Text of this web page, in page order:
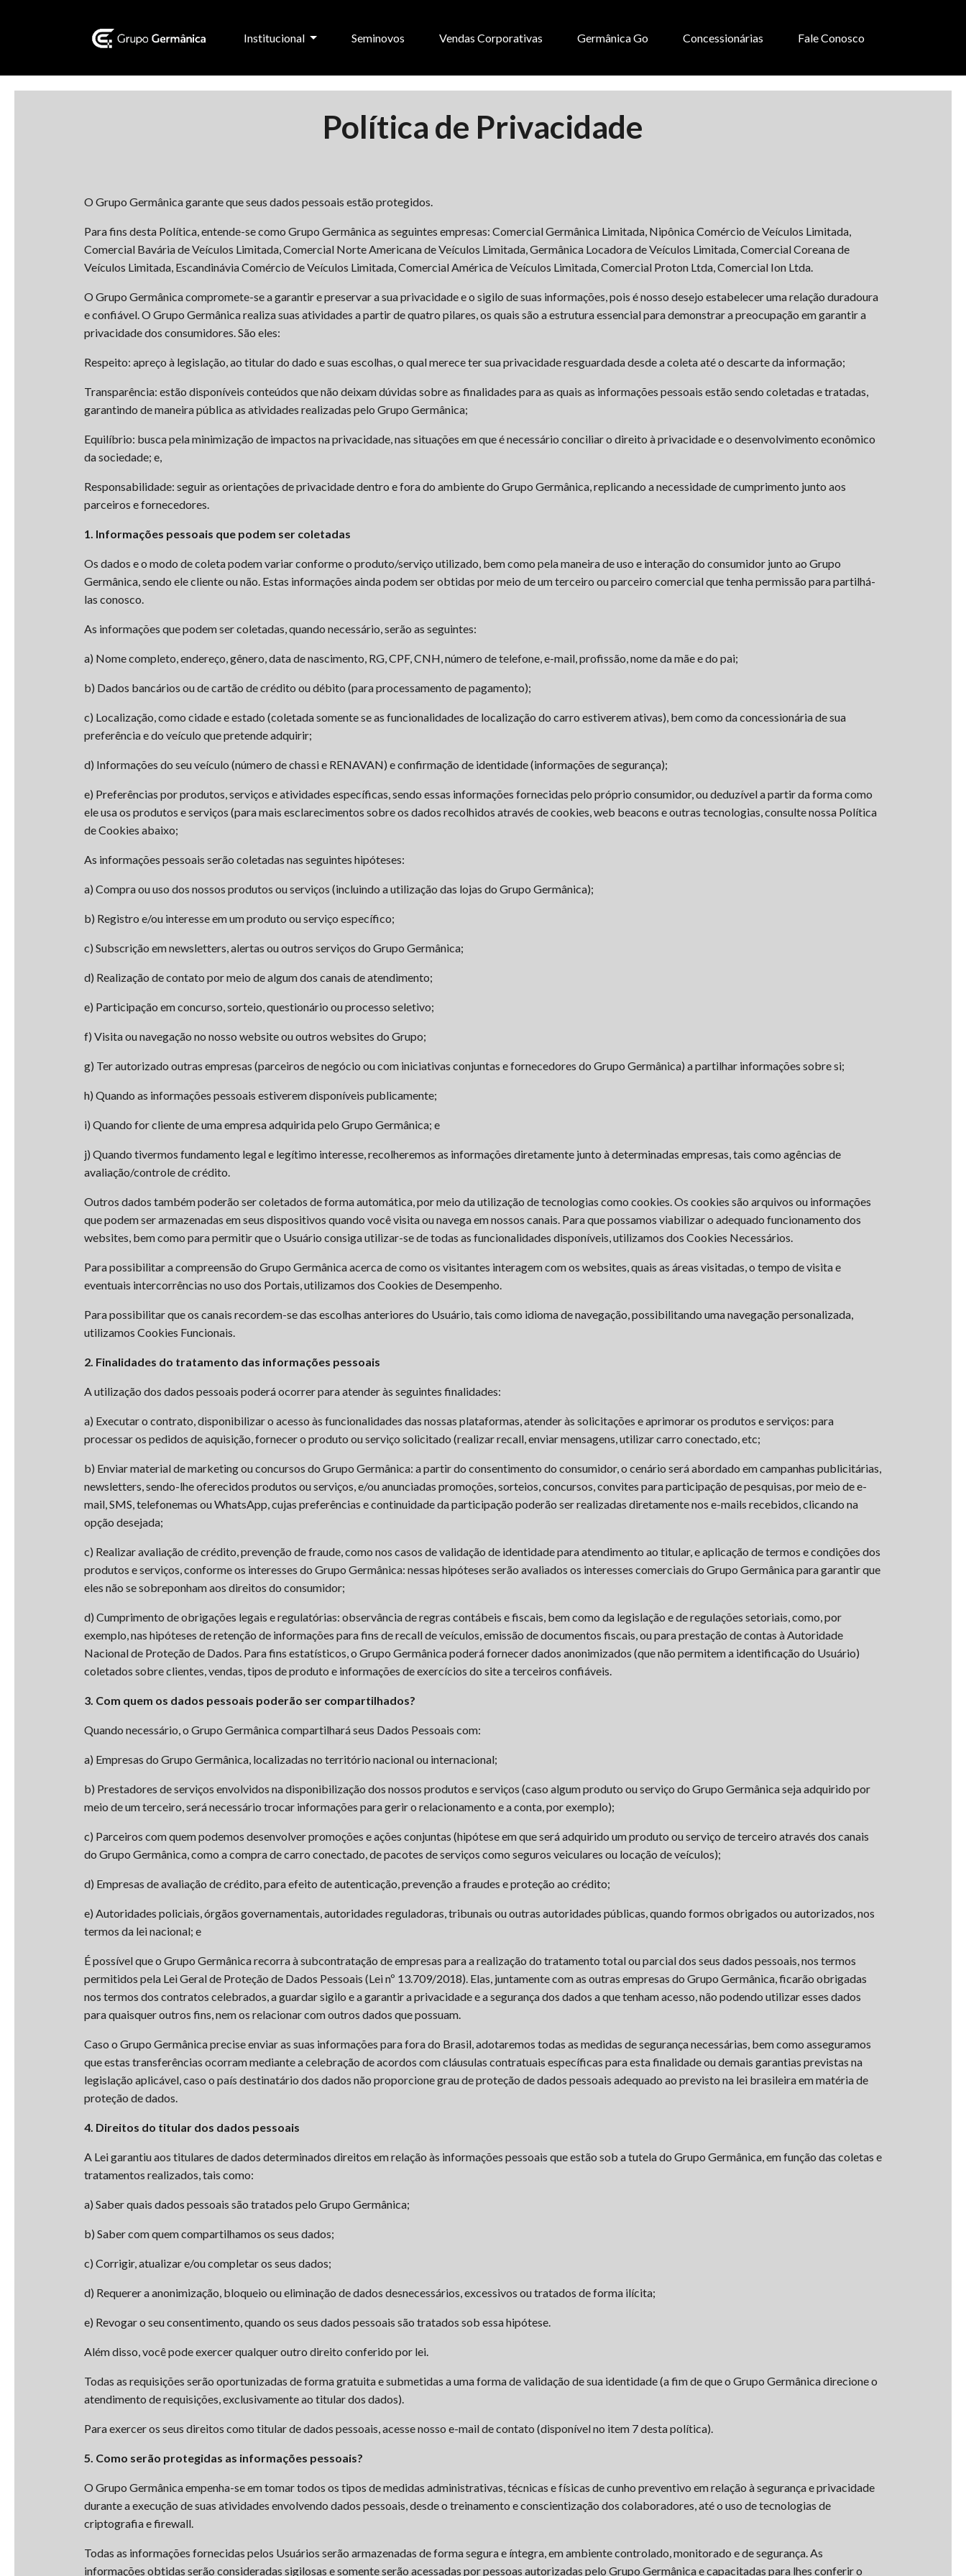
Institucional Seminovos Vendas Corporativas Germânica Go Concessionárias Fale Conosco
Política de Privacidade
O Grupo Germânica garante que seus dados pessoais estão protegidos.
Para fins desta Política, entende-se como Grupo Germânica as seguintes empresas: Comercial Germânica Limitada, Nipônica Comércio de Veículos Limitada,
Comercial Bavária de Veículos Limitada, Comercial Norte Americana de Veículos Limitada, Germânica Locadora de Veículos Limitada, Comercial Coreana de
Veículos Limitada, Escandinávia Comércio de Veículos Limitada, Comercial América de Veículos Limitada, Comercial Proton Ltda, Comercial Ion Ltda.
O Grupo Germânica compromete-se a garantir e preservar a sua privacidade e o sigilo de suas informações, pois é nosso desejo estabelecer uma relação duradoura
e confiável. O Grupo Germânica realiza suas atividades a partir de quatro pilares, os quais são a estrutura essencial para demonstrar a preocupação em garantir a
privacidade dos consumidores. São eles:
Respeito: apreço à legislação, ao titular do dado e suas escolhas, o qual merece ter sua privacidade resguardada desde a coleta até o descarte da informação;
Transparência: estão disponíveis conteúdos que não deixam dúvidas sobre as finalidades para as quais as informações pessoais estão sendo coletadas e tratadas,
garantindo de maneira pública as atividades realizadas pelo Grupo Germânica;
Equilíbrio: busca pela minimização de impactos na privacidade, nas situações em que é necessário conciliar o direito à privacidade e o desenvolvimento econômico
da sociedade; e,
Responsabilidade: seguir as orientações de privacidade dentro e fora do ambiente do Grupo Germânica, replicando a necessidade de cumprimento junto aos
parceiros e fornecedores.
1. Informações pessoais que podem ser coletadas
Os dados e o modo de coleta podem variar conforme o produto/serviço utilizado, bem como pela maneira de uso e interação do consumidor junto ao Grupo
Germânica, sendo ele cliente ou não. Estas informações ainda podem ser obtidas por meio de um terceiro ou parceiro comercial que tenha permissão para partilhá-
las conosco.
As informações que podem ser coletadas, quando necessário, serão as seguintes:
a) Nome completo, endereço, gênero, data de nascimento, RG, CPF, CNH, número de telefone, e-mail, profissão, nome da mãe e do pai;
b) Dados bancários ou de cartão de crédito ou débito (para processamento de pagamento);
c) Localização, como cidade e estado (coletada somente se as funcionalidades de localização do carro estiverem ativas), bem como da concessionária de sua
preferência e do veículo que pretende adquirir;
d) Informações do seu veículo (número de chassi e RENAVAN) e confirmação de identidade (informações de segurança);
e) Preferências por produtos, serviços e atividades específicas, sendo essas informações fornecidas pelo próprio consumidor, ou deduzível a partir da forma como
ele usa os produtos e serviços (para mais esclarecimentos sobre os dados recolhidos através de cookies, web beacons e outras tecnologias, consulte nossa Política
de Cookies abaixo;
As informações pessoais serão coletadas nas seguintes hipóteses:
a) Compra ou uso dos nossos produtos ou serviços (incluindo a utilização das lojas do Grupo Germânica);
b) Registro e/ou interesse em um produto ou serviço específico;
c) Subscrição em newsletters, alertas ou outros serviços do Grupo Germânica;
d) Realização de contato por meio de algum dos canais de atendimento;
e) Participação em concurso, sorteio, questionário ou processo seletivo;
f) Visita ou navegação no nosso website ou outros websites do Grupo;
g) Ter autorizado outras empresas (parceiros de negócio ou com iniciativas conjuntas e fornecedores do Grupo Germânica) a partilhar informações sobre si;
h) Quando as informações pessoais estiverem disponíveis publicamente;
i) Quando for cliente de uma empresa adquirida pelo Grupo Germânica; e
j) Quando tivermos fundamento legal e legítimo interesse, recolheremos as informações diretamente junto à determinadas empresas, tais como agências de
avaliação/controle de crédito.
Outros dados também poderão ser coletados de forma automática, por meio da utilização de tecnologias como cookies. Os cookies são arquivos ou informações
que podem ser armazenadas em seus dispositivos quando você visita ou navega em nossos canais. Para que possamos viabilizar o adequado funcionamento dos
websites, bem como para permitir que o Usuário consiga utilizar-se de todas as funcionalidades disponíveis, utilizamos dos Cookies Necessários.
Para possibilitar a compreensão do Grupo Germânica acerca de como os visitantes interagem com os websites, quais as áreas visitadas, o tempo de visita e
eventuais intercorrências no uso dos Portais, utilizamos dos Cookies de Desempenho.
Para possibilitar que os canais recordem-se das escolhas anteriores do Usuário, tais como idioma de navegação, possibilitando uma navegação personalizada,
utilizamos Cookies Funcionais.
2. Finalidades do tratamento das informações pessoais
A utilização dos dados pessoais poderá ocorrer para atender às seguintes finalidades:
a) Executar o contrato, disponibilizar o acesso às funcionalidades das nossas plataformas, atender às solicitações e aprimorar os produtos e serviços: para
processar os pedidos de aquisição, fornecer o produto ou serviço solicitado (realizar recall, enviar mensagens, utilizar carro conectado, etc;
b) Enviar material de marketing ou concursos do Grupo Germânica: a partir do consentimento do consumidor, o cenário será abordado em campanhas publicitárias,
newsletters, sendo-lhe oferecidos produtos ou serviços, e/ou anunciadas promoções, sorteios, concursos, convites para participação de pesquisas, por meio de e-
mail, SMS, telefonemas ou WhatsApp, cujas preferências e continuidade da participação poderão ser realizadas diretamente nos e-mails recebidos, clicando na
opção desejada;
c) Realizar avaliação de crédito, prevenção de fraude, como nos casos de validação de identidade para atendimento ao titular, e aplicação de termos e condições dos
produtos e serviços, conforme os interesses do Grupo Germânica: nessas hipóteses serão avaliados os interesses comerciais do Grupo Germânica para garantir que
eles não se sobreponham aos direitos do consumidor;
d) Cumprimento de obrigações legais e regulatórias: observância de regras contábeis e fiscais, bem como da legislação e de regulações setoriais, como, por
exemplo, nas hipóteses de retenção de informações para fins de recall de veículos, emissão de documentos fiscais, ou para prestação de contas à Autoridade
Nacional de Proteção de Dados. Para fins estatísticos, o Grupo Germânica poderá fornecer dados anonimizados (que não permitem a identificação do Usuário)
coletados sobre clientes, vendas, tipos de produto e informações de exercícios do site a terceiros confiáveis.
3. Com quem os dados pessoais poderão ser compartilhados?
Quando necessário, o Grupo Germânica compartilhará seus Dados Pessoais com:
a) Empresas do Grupo Germânica, localizadas no território nacional ou internacional;
b) Prestadores de serviços envolvidos na disponibilização dos nossos produtos e serviços (caso algum produto ou serviço do Grupo Germânica seja adquirido por
meio de um terceiro, será necessário trocar informações para gerir o relacionamento e a conta, por exemplo);
c) Parceiros com quem podemos desenvolver promoções e ações conjuntas (hipótese em que será adquirido um produto ou serviço de terceiro através dos canais
do Grupo Germânica, como a compra de carro conectado, de pacotes de serviços como seguros veiculares ou locação de veículos);
d) Empresas de avaliação de crédito, para efeito de autenticação, prevenção a fraudes e proteção ao crédito;
e) Autoridades policiais, órgãos governamentais, autoridades reguladoras, tribunais ou outras autoridades públicas, quando formos obrigados ou autorizados, nos
termos da lei nacional; e
É possível que o Grupo Germânica recorra à subcontratação de empresas para a realização do tratamento total ou parcial dos seus dados pessoais, nos termos
permitidos pela Lei Geral de Proteção de Dados Pessoais (Lei nº 13.709/2018). Elas, juntamente com as outras empresas do Grupo Germânica, ficarão obrigadas
nos termos dos contratos celebrados, a guardar sigilo e a garantir a privacidade e a segurança dos dados a que tenham acesso, não podendo utilizar esses dados
para quaisquer outros fins, nem os relacionar com outros dados que possuam.
Caso o Grupo Germânica precise enviar as suas informações para fora do Brasil, adotaremos todas as medidas de segurança necessárias, bem como asseguramos
que estas transferências ocorram mediante a celebração de acordos com cláusulas contratuais específicas para esta finalidade ou demais garantias previstas na
legislação aplicável, caso o país destinatário dos dados não proporcione grau de proteção de dados pessoais adequado ao previsto na lei brasileira em matéria de
proteção de dados.
4. Direitos do titular dos dados pessoais
A Lei garantiu aos titulares de dados determinados direitos em relação às informações pessoais que estão sob a tutela do Grupo Germânica, em função das coletas e
tratamentos realizados, tais como:
a) Saber quais dados pessoais são tratados pelo Grupo Germânica;
b) Saber com quem compartilhamos os seus dados;
c) Corrigir, atualizar e/ou completar os seus dados;
d) Requerer a anonimização, bloqueio ou eliminação de dados desnecessários, excessivos ou tratados de forma ilícita;
e) Revogar o seu consentimento, quando os seus dados pessoais são tratados sob essa hipótese.
Além disso, você pode exercer qualquer outro direito conferido por lei.
Todas as requisições serão oportunizadas de forma gratuita e submetidas a uma forma de validação de sua identidade (a fim de que o Grupo Germânica direcione o
atendimento de requisições, exclusivamente ao titular dos dados).
Para exercer os seus direitos como titular de dados pessoais, acesse nosso e-mail de contato (disponível no item 7 desta política).
5. Como serão protegidas as informações pessoais?
O Grupo Germânica empenha-se em tomar todos os tipos de medidas administrativas, técnicas e físicas de cunho preventivo em relação à segurança e privacidade
durante a execução de suas atividades envolvendo dados pessoais, desde o treinamento e conscientização dos colaboradores, até o uso de tecnologias de
criptografia e firewall.
Todas as informações fornecidas pelos Usuários serão armazenadas de forma segura e íntegra, em ambiente controlado, monitorado e de segurança. As
informações obtidas serão consideradas sigilosas e somente serão acessadas por pessoas autorizadas pelo Grupo Germânica e capacitadas para lhes conferir o